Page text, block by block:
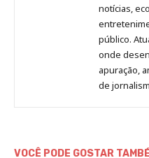
notícias,
público.
onde
apuração,
de
VOCÊ PODE GOSTAR